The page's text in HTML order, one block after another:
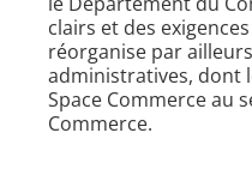
clairs et des
réorganise par
administratives, dont
Space Commerce au
Commerce.